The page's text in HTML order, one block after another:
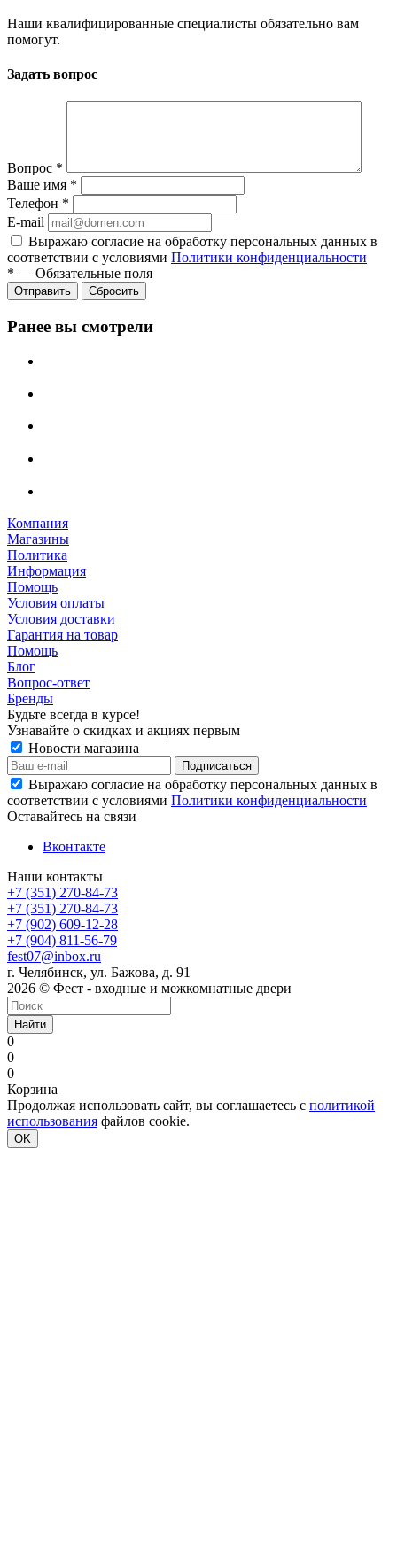
Наши квалифицированные специалисты обязательно вам
помогут.
Задать вопрос
Вопрос *
Ваше имя *
Телефон *
E-mail
Выражаю согласие на обработку персональных данных в
соответствии с условиями Политики конфиденциальности
* — Обязательные поля
Отправить Сбросить
Ранее вы смотрели
Компания
Магазины
Политика
Информация
Помощь
Условия оплаты
Условия доставки
Гарантия на товар
Помощь
Блог
Вопрос-ответ
Бренды
Будьте всегда в курсе!
Узнавайте о скидках и акциях первым
Новости магазина
Выражаю согласие на обработку персональных данных в
соответствии с условиями Политики конфиденциальности
Оставайтесь на связи
Вконтакте
Наши контакты
+7 (351) 270-84-73
+7 (351) 270-84-73
+7 (902) 609-12-28
+7 (904) 811-56-79
fest07@inbox.ru
г. Челябинск, ул. Бажова, д. 91
2026 © Фест - входные и межкомнатные двери
Найти
0
0
0
Корзина
Продолжая использовать сайт, вы соглашаетесь с политикой
использования файлов cookie.
OK